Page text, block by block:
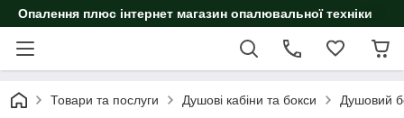
Опалення плюс інтернет магазин опалювальної техніки
Товари та послуги Душові кабіни та бокси Душовий